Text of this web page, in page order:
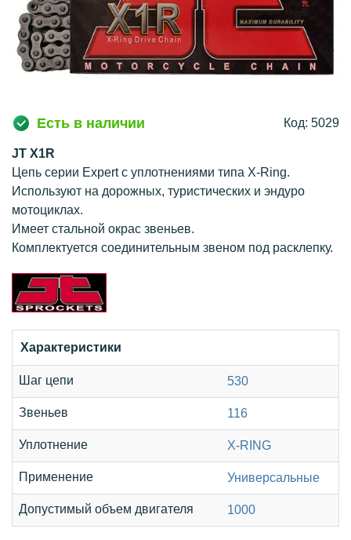
Есть в наличии Код: 5029
JT X1R
Цепь серии Expert с уплотнениями типа X-Ring.
Используют на дорожных, туристических и эндуро
мотоциклах.
Имеет стальной окрас звеньев.
Комплектуется соединительным звеном под расклепку.
Характеристики
Шаг цепи 530
Звеньев 116
Уплотнение X-RING
Применение Универсальные
Допустимый объем двигателя 1000